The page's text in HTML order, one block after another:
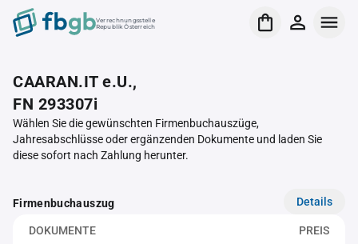
Verrechnungsstelle
Republik Österreich
CAARAN.IT e.U.,
FN 293307i
Wählen Sie die gewünschten Firmenbuchauszüge,
Jahresabschlüsse oder ergänzenden Dokumente und laden Sie
diese sofort nach Zahlung herunter.
Firmenbuchauszug Details
DOKUMENTE PREIS